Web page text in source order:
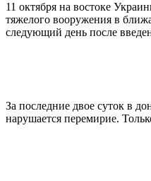
11 октября на востоке
тяжелого вооружения в
следующий день после
За последние двое суток в
нарушается перемирие.